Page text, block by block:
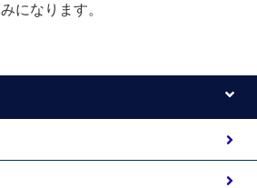
になります。